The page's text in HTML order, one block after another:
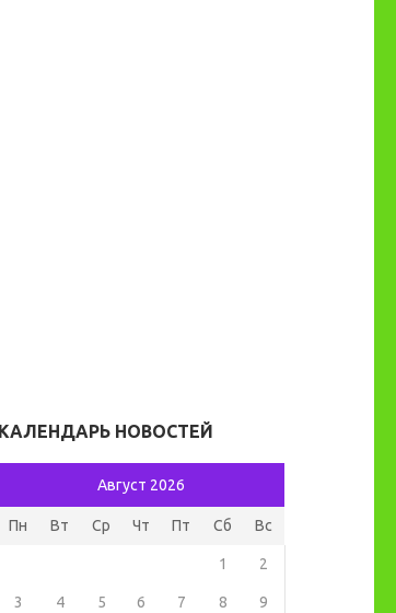
КАЛЕНДАРЬ НОВОСТЕЙ
Август 2026
Пн Вт Ср Чт Пт Сб Вс
1 2
3 4 5 6 7 8 9